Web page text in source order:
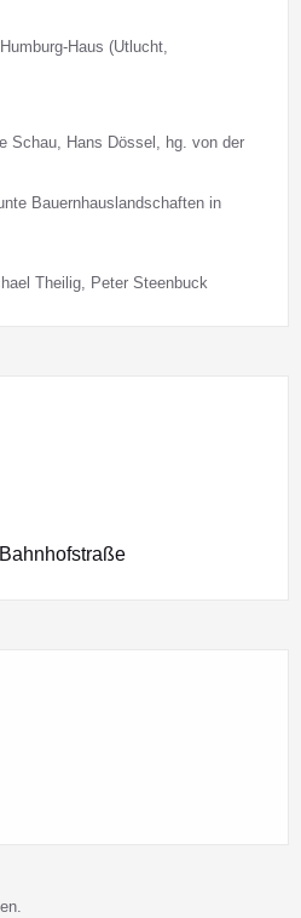
Haus (Utlucht,
Schau, Hans Dössel, hg. von der
Bauernhauslandschaften in
Theilig, Peter Steenbuck